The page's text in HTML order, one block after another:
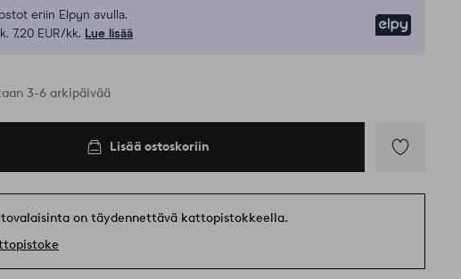
eriin Elpyn avulla.
7,20 EUR/kk. Lue lisää
3-6 arkipäivää
Lisää ostoskoriin
suosikkeihin
on täydennettävä kattopistokkeella.